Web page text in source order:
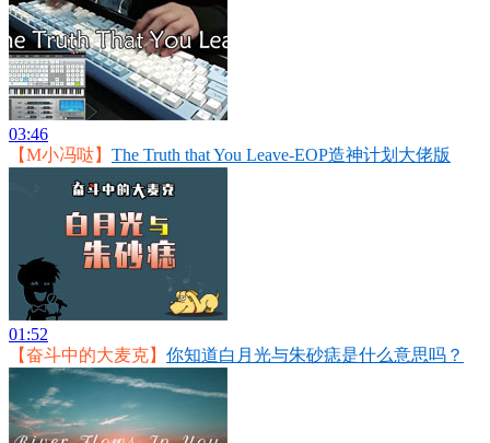
03:46
【M小冯哒】 The Truth that You Leave-EOP造神计划大佬版
01:52
【奋斗中的大麦克】 你知道白月光与朱砂痣是什么意思吗？